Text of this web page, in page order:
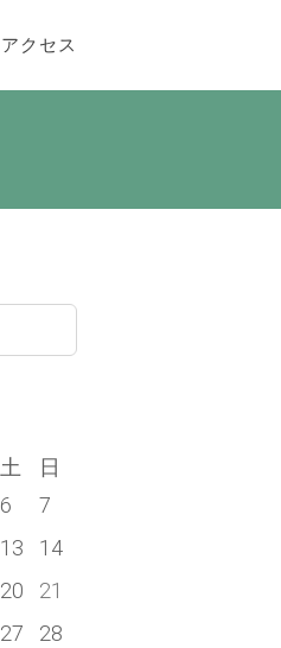
アクセス
土
日
6
7
13
14
20
21
27
28